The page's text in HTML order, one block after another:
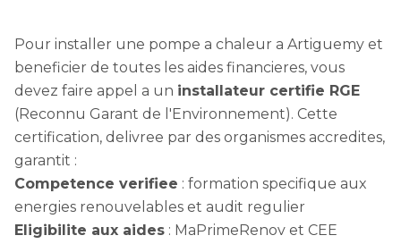
Pour installer une pompe a chaleur a Artiguemy et
beneficier de toutes les aides financieres, vous
devez faire appel a un installateur certifie RGE
(Reconnu Garant de l'Environnement). Cette
certification, delivree par des organismes accredites,
garantit :
Competence verifiee : formation specifique aux
energies renouvelables et audit regulier
Eligibilite aux aides : MaPrimeRenov et CEE